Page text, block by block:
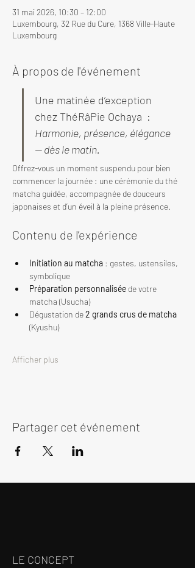
31 mai 2026, 10:30 – 12:00
Luxembourg, 32 Rue du Cure, 1368 Ville-Haute
Luxembourg
À propos de l'événement
Une matinée d’exception
chez ThéRâPie Ochaya  :
Harmonie, présence, élégance
— dès le matin.
Offrez-vous un moment suspendu pour bien
commencer la journée : une cérémonie du thé
matcha guidée, accompagnée de douceurs
japonaises et d’un éveil à la pleine présence.
Contenu de l’expérience
Initiation au matcha : gestes, ustensiles,
symbolique
Préparation personnalisée de votre
matcha (Usucha)
Dégustation de 2 grands crus de matcha
(Kyushu)
Afficher plus
Partager cet événement
LE CONCEPT